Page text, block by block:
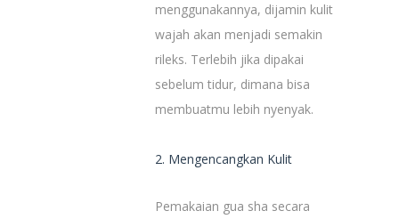
menggunakannya, dijamin kulit
wajah akan menjadi semakin
rileks. Terlebih jika dipakai
sebelum tidur, dimana bisa
membuatmu lebih nyenyak.
2. Mengencangkan Kulit
Pemakaian gua sha secara